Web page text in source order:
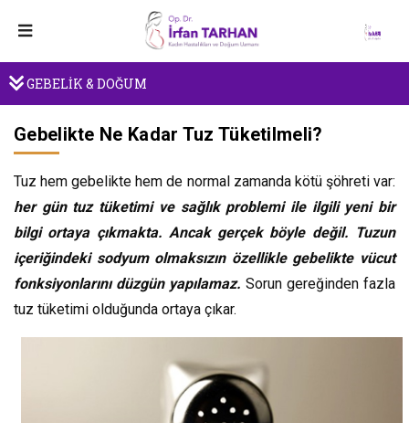
GEBELİK & DOĞUM
Gebelikte Ne Kadar Tuz Tüketilmeli?
Tuz hem gebelikte hem de normal zamanda kötü şöhreti var:
her gün tuz tüketimi ve sağlık problemi ile ilgili yeni bir
bilgi ortaya çıkmakta. Ancak gerçek böyle değil. Tuzun
içeriğindeki sodyum olmaksızın özellikle gebelikte vücut
fonksiyonlarını düzgün yapılamaz. Sorun gereğinden fazla
tuz tüketimi olduğunda ortaya çıkar.